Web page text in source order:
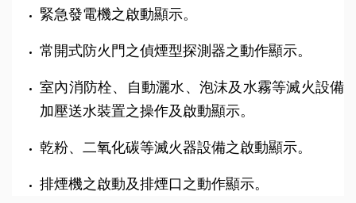
緊急發電機之啟動顯示。
常開式防火門之偵煙型探測器之動作顯示。
室內消防栓、自動灑水、泡沫及水霧等滅火設備
加壓送水裝置之操作及啟動顯示。
乾粉、二氧化碳等滅火器設備之啟動顯示。
排煙機之啟動及排煙口之動作顯示。